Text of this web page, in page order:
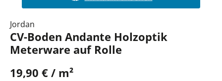
Jordan
CV-Boden Andante Holzoptik
Meterware auf Rolle
19,90 € / m²